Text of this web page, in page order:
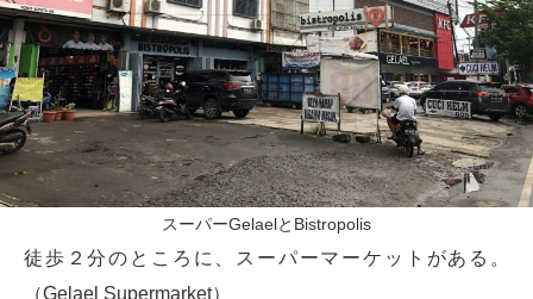
スーパーGelaelとBistropolis
徒歩２分のところに、スーパーマーケットがある。
（Gelael Supermarket）